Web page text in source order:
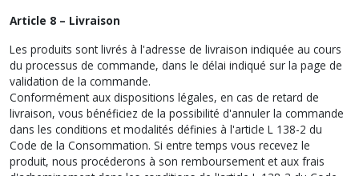
Article 8 – Livraison
Les produits sont livrés à l'adresse de livraison indiquée au cours
du processus de commande, dans le délai indiqué sur la page de
validation de la commande.
Conformément aux dispositions légales, en cas de retard de
livraison, vous bénéficiez de la possibilité d'annuler la commande
dans les conditions et modalités définies à l'article L 138-2 du
Code de la Consommation. Si entre temps vous recevez le
produit, nous procéderons à son remboursement et aux frais